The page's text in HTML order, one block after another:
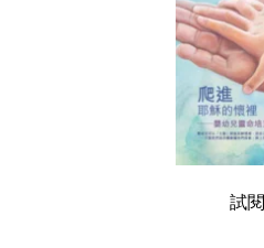
試閱